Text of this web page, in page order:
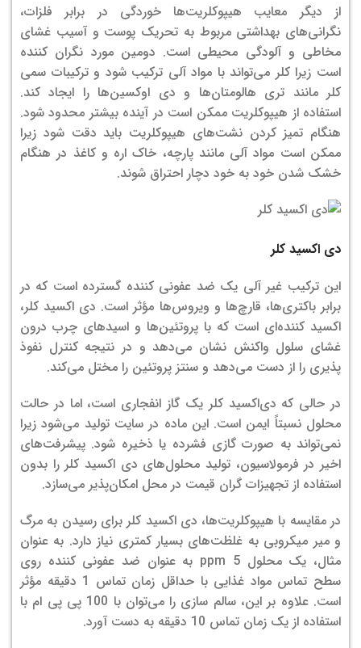
از دیگر معایب هیپوکلریت‌ها خوردگی در برابر فلزات،
نگرانی‌های بهداشتی مربوط به تحریک پوست و آسیب غشای
مخاطی و آلودگی محیطی است. دومین مورد نگران کننده
است زیرا کلر می‌تواند با مواد آلی ترکیب شود و ترکیبات سمی
کلر مانند تری هالومتان‌ها و دی اوکسین‌ها را ایجاد کند.
استفاده از هیپوکلریت ممکن است در آینده بیشتر محدود شود.
هنگام تمیز کردن نشت‌های هیپوکلریت باید دقت شود زیرا
ممکن است مواد آلی مانند پارچه، خاک اره و کاغذ در هنگام
خشک شدن خود به خود دچار احتراق شوند.
دی اکسید کلر
این ترکیب غیر آلی یک ضد عفونی کننده گسترده است که در
برابر باکتری‌ها، قارچ‌ها و ویروس‌ها مؤثر است. دی اکسید کلر،
اکسید کننده‌ای است که با پروتئین‌ها و اسیدهای چرب درون
غشای سلول واکنش نشان می‌دهد و در نتیجه کنترل نفوذ
پذیری را از دست می‌دهد و سنتز پروتئین را مختل می‌کند.
در حالی که دی‌اکسید کلر یک گاز انفجاری است، اما در حالت
محلول نسبتاً ایمن است. این ماده در سایت تولید می‌شود زیرا
نمی‌تواند به صورت گازی فشرده یا ذخیره شود. پیشرفت‌های
اخیر در فرمولاسیون، تولید محلول‌های دی اکسید کلر را بدون
استفاده از تجهیزات گران قیمت در محل امکان‌پذیر می‌سازد.
در مقایسه با هیپوکلریت‌ها، دی اکسید کلر برای رسیدن به مرگ
و میر میکروبی به غلظت‌های بسیار کمتری نیاز دارد. به عنوان
مثال، یک محلول 5 ppm به عنوان ضد عفونی کننده روی
سطح تماس مواد غذایی با حداقل زمان تماس 1 دقیقه مؤثر
است. علاوه بر این، سالم سازی را می‌توان با 100 پی پی ام با
استفاده از یک زمان تماس 10 دقیقه به دست آورد.